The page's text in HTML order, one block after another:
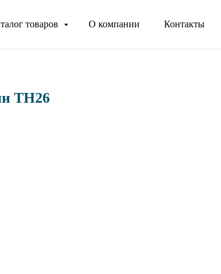
товаров О компании Контакты
ТН26